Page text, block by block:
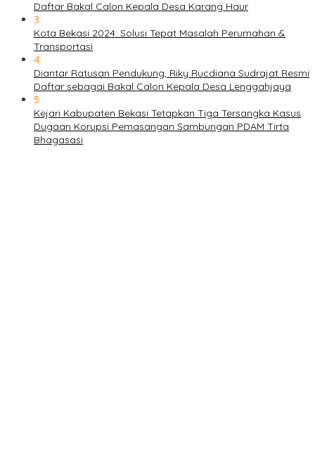
Daftar Bakal Calon Kepala Desa Karang Haur
3
Kota Bekasi 2024: Solusi Tepat Masalah Perumahan &
Transportasi
4
Diantar Ratusan Pendukung, Riky Rucdiana Sudrajat Resmi
Daftar sebagai Bakal Calon Kepala Desa Lenggahjaya
5
Kejari Kabupaten Bekasi Tetapkan Tiga Tersangka Kasus
Dugaan Korupsi Pemasangan Sambungan PDAM Tirta
Bhagasasi